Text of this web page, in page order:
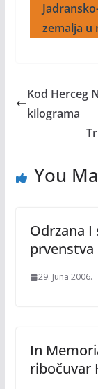
zemalja u
Kod Herceg
kilograma
You
Odrzana I
prvenstva
29. Juna 2006.
In
ribočuvar